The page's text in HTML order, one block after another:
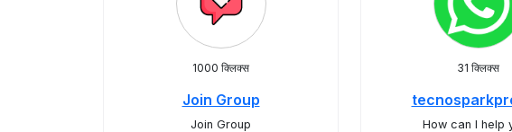
1000 क्लिक्स
Join Group
Join Group
31 क्लिक्स
How can I help